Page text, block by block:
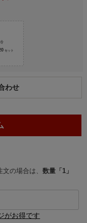
わせ
文の場合は、数量「1」
がお得です